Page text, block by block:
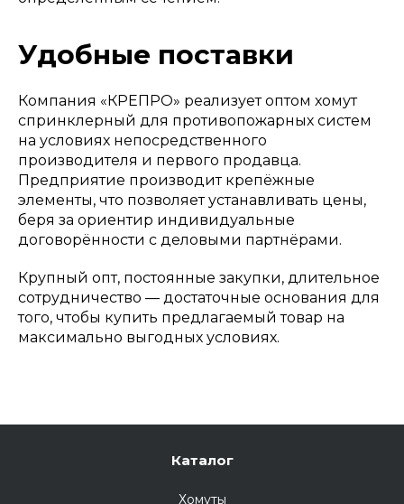
Удобные поставки
Компания «КРЕПРО» реализует оптом хомут
спринклерный для противопожарных систем
на условиях непосредственного
производителя и первого продавца.
Предприятие производит крепёжные
элементы, что позволяет устанавливать цены,
беря за ориентир индивидуальные
договорённости с деловыми партнёрами.
Крупный опт, постоянные закупки, длительное
сотрудничество — достаточные основания для
того, чтобы купить предлагаемый товар на
максимально выгодных условиях.
Каталог
Хомуты